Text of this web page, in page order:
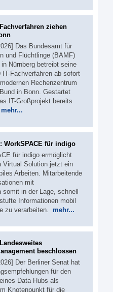
ziehen
Das Bundesamt für
und Flüchtlinge (BAMF)
Nürnberg betreibt seine
IT-Fachverfahren ab sofort
Rechenzentrum
in Bonn. Gestartet
IT-Großprojekt bereits
mehr...
WorkSPACE für indigo
für indigo ermöglicht
Virtual Solution jetzt ein
Arbeiten. Mitarbeitende
mit
somit in der Lage, schnell
Informationen mobil
zu verarbeiten. mehr...
beschlossen
Der Berliner Senat hat
für den
Data Hubs als
Knotenpunkt für die